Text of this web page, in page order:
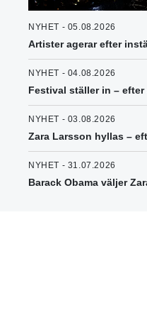
NYHET - 05.08.2026
Artister agerar efter
NYHET - 04.08.2026
Festival ställer in –
NYHET - 03.08.2026
Zara Larsson hyllas –
NYHET - 31.07.2026
Barack Obama väljer